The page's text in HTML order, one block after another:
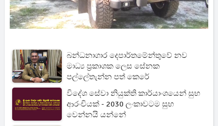
බන්ධනාගාර දෙපාර්තමේන්තුවේ නව
මාධ්‍ය ප්‍රකාශක ලෙස සේනක
පල්ලේතැන්න පත් කෙරේ
විදේශ සේවා නියුක්ති කාර්යාංශයෙන් සුභ
ආරංචියක් - 2030 ලංකාවටම සුභ
වෙන්නයි යන්නේ